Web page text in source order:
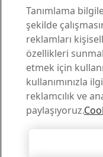
iletişim
Yükleme
SSAB broşürlerini,
aratıp
Yüklemelere git
Satış
Tanımlama
şekilde
reklamları
özellikleri
etmek için
kullanımınızla
reklamcılık ve
paylaşıyoruz.